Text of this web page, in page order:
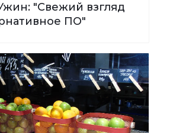
"Свежий взгляд
ПО"